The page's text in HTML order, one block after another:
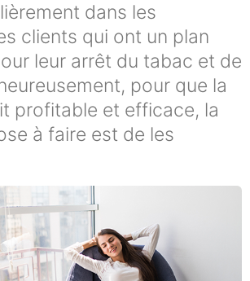
dans les
clients qui ont un plan
leur arrêt du tabac et de
pour que la
profitable et efficace, la
à faire est de les